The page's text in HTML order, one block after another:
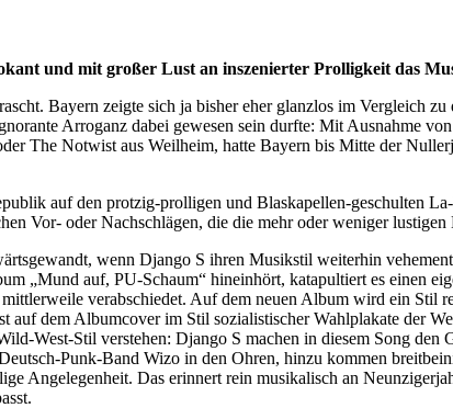
und mit großer Lust an inszenierter Prolligkeit das
Bayern zeigte sich ja bisher eher glanzlos im Vergleich
Arroganz dabei gewesen sein durfte: Mit Ausnahme
The Notwist aus Weilheim, hatte Bayern bis Mitte der
auf den protzig-prolligen und Blaskapellen-geschulten
Vor- oder Nachschlägen, die die mehr oder weniger
wenn Django S ihren Musikstil weiterhin
„Mund auf, PU-Schaum“ hineinhört, katapultiert es einen
verabschiedet. Auf dem neuen Album wird ein Stil
auf dem Albumcover im Stil sozialistischer Wahlplakate der
West-Stil verstehen: Django S machen in diesem Song den
Punk-Band Wizo in den Ohren, hinzu kommen
Angelegenheit. Das erinnert rein musikalisch an